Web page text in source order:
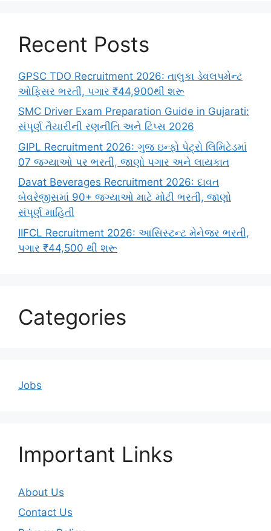
Recent Posts
GPSC TDO Recruitment 2026: તાલુકા ડેવલપમેન્ટ
ઓફિસર ભરતી, પગાર ₹44,900થી શરૂ
SMC Driver Exam Preparation Guide in Gujarati:
સંપૂર્ણ તૈયારીની રણનીતિ અને ટિપ્સ 2026
GIPL Recruitment 2026: ગુજ ઇન્ફો પેટ્રો લિમિટેડમાં
07 જગ્યાઓ પર ભરતી, જાણો પગાર અને લાયકાત
Davat Beverages Recruitment 2026: દાવત
બેવરેજીસમાં 90+ જગ્યાઓ માટે મોટી ભરતી, જાણો
સંપૂર્ણ માહિતી
IIFCL Recruitment 2026: આસિસ્ટન્ટ મેનેજર ભરતી,
પગાર ₹44,500 થી શરૂ
Categories
Jobs
Important Links
About Us
Contact Us